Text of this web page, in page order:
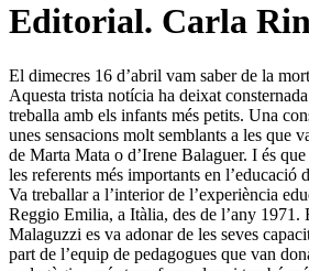
Editorial. Carla
El dimecres 16 d’abril vam saber de la
Aquesta trista notícia ha deixat
treballa amb els infants més petits. Una
unes sensacions molt semblants a les que
de Marta Mata o d’Irene Balaguer. I és
les referents més importants en l’educació
Va treballar a l’interior de l’experiència
Reggio Emilia, a Itàlia, des de l’any 1971.
Malaguzzi es va adonar de les seves
part de l’equip de pedagogues que van